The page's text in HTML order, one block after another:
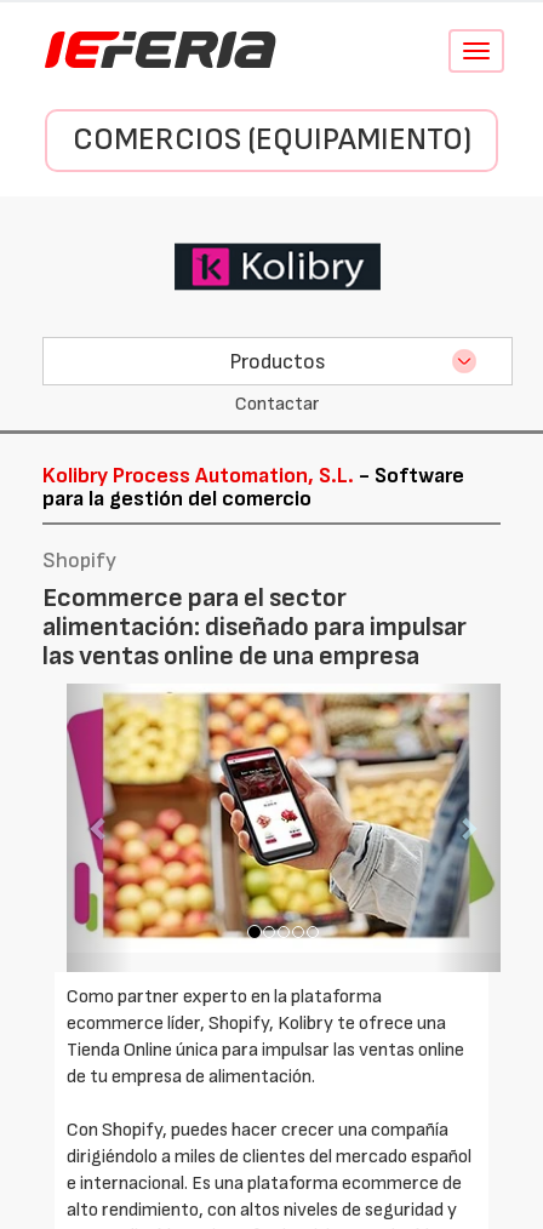
Conmutar
COMERCIOS (EQUIPAMIENTO)
Productos
Contactar
Kolibry Process Automation, S.L. - Software
para la gestión del comercio
Shopify
Ecommerce para el sector
alimentación: diseñado para impulsar
las ventas online de una empresa
Foto
Anterior
Foto
Como partner experto en la plataforma
ecommerce líder, Shopify, Kolibry te ofrece una
Tienda Online única para impulsar las ventas online
de tu empresa de alimentación.
Con Shopify, puedes hacer crecer una compañía
dirigiéndolo a miles de clientes del mercado español
e internacional. Es una plataforma ecommerce de
alto rendimiento, con altos niveles de seguridad y